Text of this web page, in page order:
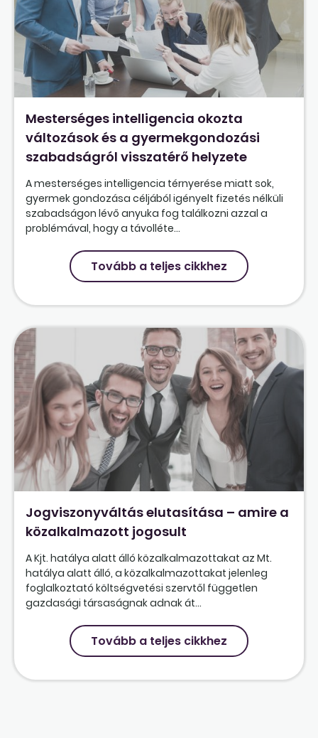
Mesterséges intelligencia okozta
változások és a gyermekgondozási
szabadságról visszatérő helyzete
A mesterséges intelligencia térnyerése miatt sok,
gyermek gondozása céljából igényelt fizetés nélküli
szabadságon lévő anyuka fog találkozni azzal a
problémával, hogy a távolléte...
Tovább a teljes cikkhez
Jogviszonyváltás elutasítása – amire a
közalkalmazott jogosult
A Kjt. hatálya alatt álló közalkalmazottakat az Mt.
hatálya alatt álló, a közalkalmazottakat jelenleg
foglalkoztató költségvetési szervtől független
gazdasági társaságnak adnak át...
Tovább a teljes cikkhez